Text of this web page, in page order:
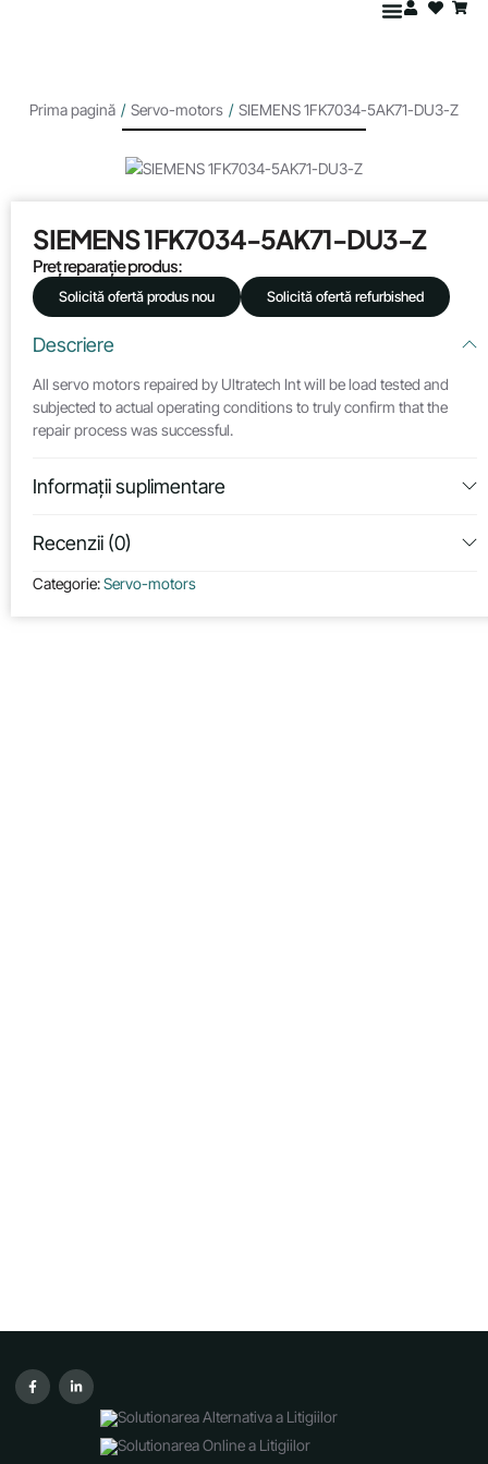
Prima pagină / Servo-motors / SIEMENS 1FK7034-5AK71-DU3-Z
SIEMENS 1FK7034-5AK71-DU3-Z
Preț reparație produs:
Solicită ofertă produs nou Solicită ofertă refurbished
Descriere
All servo motors repaired by Ultratech Int will be load tested and
subjected to actual operating conditions to truly confirm that the
repair process was successful.
Informații suplimentare
Recenzii (0)
Categorie:Servo-motors